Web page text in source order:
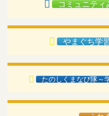
コミュニティ
やまぐち学
たのしくまなび隊～